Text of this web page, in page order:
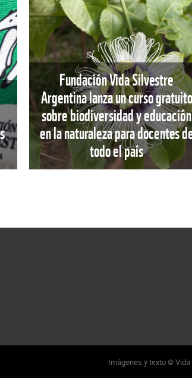
Fundación Vida Silvestre
Argentina lanza un curso gratuito
sobre biodiversidad y educación
en la naturaleza para docentes
todo el país
Imágenes y texto ©